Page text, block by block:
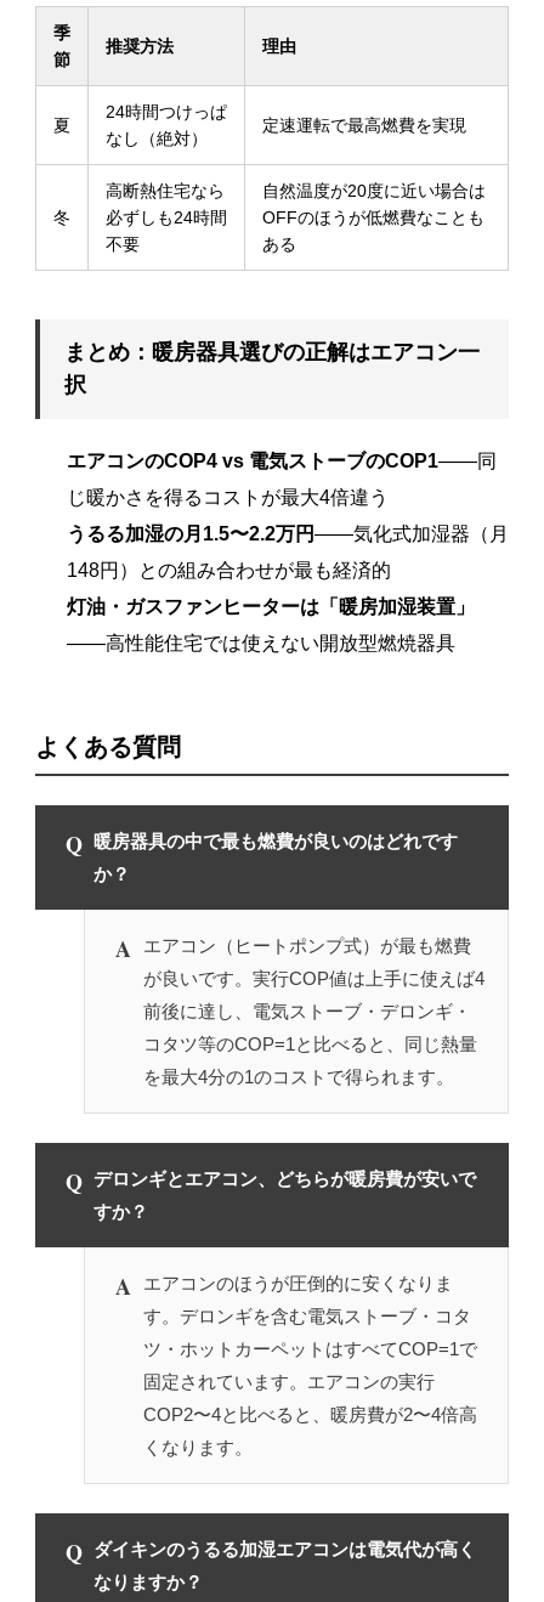
季
節
推奨方法 理由
夏
24時間つけっぱ
なし（絶対）
定速運転で最高燃費を実現
冬
高断熱住宅なら
必ずしも24時間
不要
自然温度が20度に近い場合は
OFFのほうが低燃費なことも
ある
まとめ：暖房器具選びの正解はエアコン一
択
エアコンのCOP4 vs 電気ストーブのCOP1——同
じ暖かさを得るコストが最大4倍違う
うるる加湿の月1.5〜2.2万円——気化式加湿器（月
148円）との組み合わせが最も経済的
灯油・ガスファンヒーターは「暖房加湿装置」
——高性能住宅では使えない開放型燃焼器具
よくある質問
Q 暖房器具の中で最も燃費が良いのはどれです
か？
A
エアコン（ヒートポンプ式）が最も燃費
が良いです。実行COP値は上手に使えば4
前後に達し、電気ストーブ・デロンギ・
コタツ等のCOP=1と比べると、同じ熱量
を最大4分の1のコストで得られます。
Q デロンギとエアコン、どちらが暖房費が安いで
すか？
A
エアコンのほうが圧倒的に安くなりま
す。デロンギを含む電気ストーブ・コタ
ツ・ホットカーペットはすべてCOP=1で
固定されています。エアコンの実行
COP2〜4と比べると、暖房費が2〜4倍高
くなります。
Q ダイキンのうるる加湿エアコンは電気代が高く
なりますか？